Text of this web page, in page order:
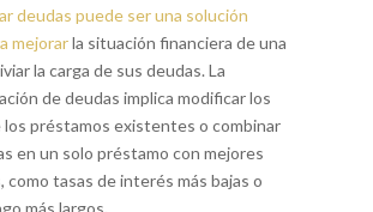
deudas puede ser una solución
mejorarla situación financiera de una
la carga de sus deudas. La
de deudas implica modificar los
préstamos existentes o combinar
en un solo préstamo con mejores
como tasas de interés más bajas o